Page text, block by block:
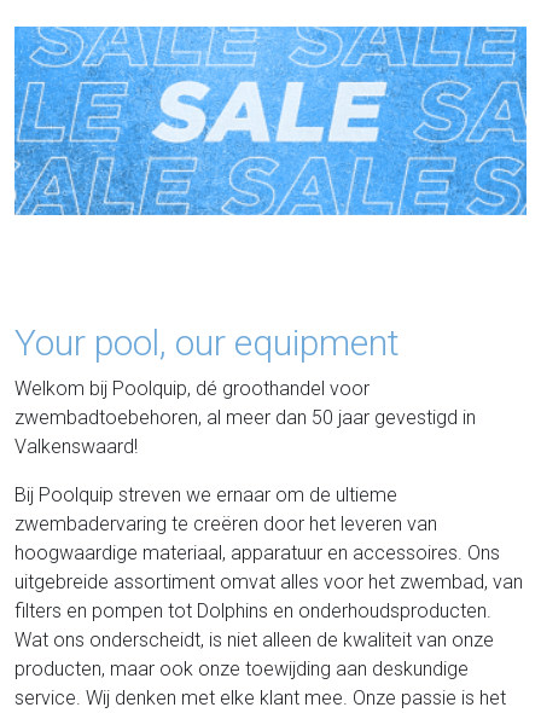
Your pool, ​our equipment
Welkom bij Poolquip, dé groothandel voor
zwembadtoebehoren, al meer dan 50 jaar gevestigd in
Valkenswaard!
Bij Poolquip streven we ernaar om de ultieme
zwembadervaring te creëren door het leveren van
hoogwaardige materiaal, apparatuur en accessoires. Ons
uitgebreide assortiment omvat alles voor het zwembad, van
filters en pompen tot Dolphins en onderhoudsproducten.
Wat ons onderscheidt, is niet alleen de kwaliteit van onze
producten, maar ook onze toewijding aan deskundige
service. Wij denken met elke klant mee. Onze passie is het